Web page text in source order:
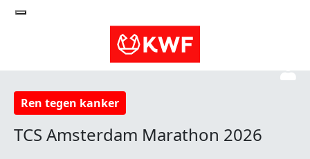
Ren tegen kanker
TCS Amsterdam Marathon 2026